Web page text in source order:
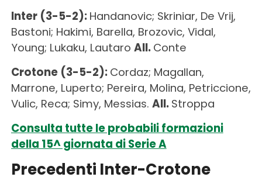
Inter (3-5-2): Handanovic; Skriniar, De Vrij,
Bastoni; Hakimi, Barella, Brozovic, Vidal,
Young; Lukaku, Lautaro All. Conte
Crotone (3-5-2): Cordaz; Magallan,
Marrone, Luperto; Pereira, Molina, Petriccione,
Vulic, Reca; Simy, Messias. All. Stroppa
Consulta tutte le probabili formazioni
della 15^ giornata di Serie A
Precedenti Inter-Crotone